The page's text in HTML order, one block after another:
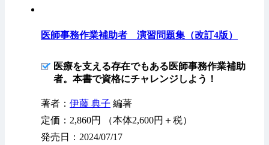
医師事務作業補助者 演習問題集（改訂4版）
医療を支える存在でもある医師事務作業補助
者。本書で資格にチャレンジしよう！
著者： 伊藤 典子 編著
定価：2,860円 （本体2,600円＋税）
発売日：2024/07/17